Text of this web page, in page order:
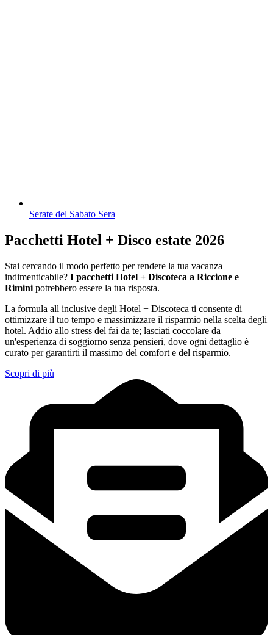
Serate del Sabato Sera
Pacchetti Hotel + Disco estate 2026
Stai cercando il modo perfetto per rendere la tua vacanza
indimenticabile? I pacchetti Hotel + Discoteca a Riccione e
Rimini potrebbero essere la tua risposta.
La formula all inclusive degli Hotel + Discoteca ti consente di
ottimizzare il tuo tempo e massimizzare il risparmio nella scelta degli
hotel. Addio allo stress del fai da te; lasciati coccolare da
un'esperienza di soggiorno senza pensieri, dove ogni dettaglio è
curato per garantirti il massimo del comfort e del risparmio.
Scopri di più